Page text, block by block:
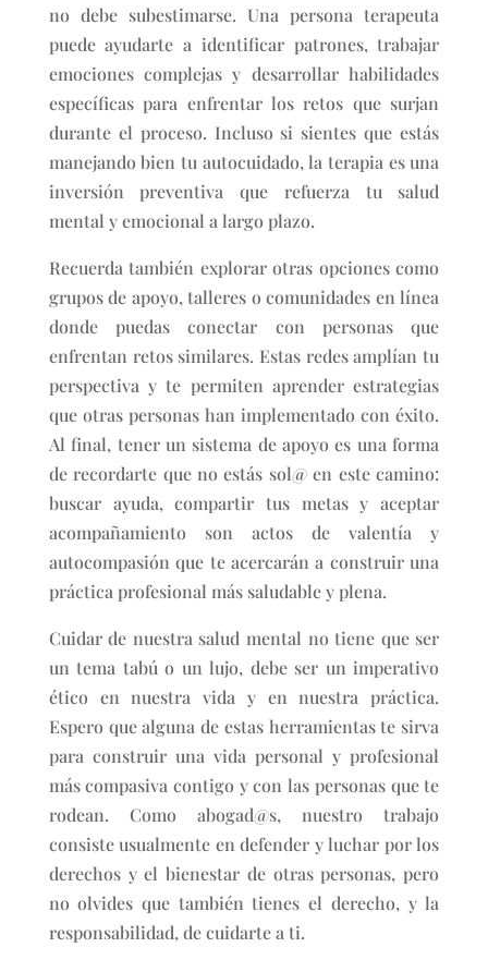
no debe subestimarse. Una persona terapeuta
puede ayudarte a identificar patrones, trabajar
emociones complejas y desarrollar habilidades
específicas para enfrentar los retos que surjan
durante el proceso. Incluso si sientes que estás
manejando bien tu autocuidado, la terapia es una
inversión preventiva que refuerza tu salud
mental y emocional a largo plazo.
Recuerda también explorar otras opciones como
grupos de apoyo, talleres o comunidades en línea
donde puedas conectar con personas que
enfrentan retos similares. Estas redes amplían tu
perspectiva y te permiten aprender estrategias
que otras personas han implementado con éxito.
Al final, tener un sistema de apoyo es una forma
de recordarte que no estás sol@ en este camino:
buscar ayuda, compartir tus metas y aceptar
acompañamiento son actos de valentía y
autocompasión que te acercarán a construir una
práctica profesional más saludable y plena.
Cuidar de nuestra salud mental no tiene que ser
un tema tabú o un lujo, debe ser un imperativo
ético en nuestra vida y en nuestra práctica.
Espero que alguna de estas herramientas te sirva
para construir una vida personal y profesional
más compasiva contigo y con las personas que te
rodean. Como abogad@s, nuestro trabajo
consiste usualmente en defender y luchar por los
derechos y el bienestar de otras personas, pero
no olvides que también tienes el derecho, y la
responsabilidad, de cuidarte a ti.